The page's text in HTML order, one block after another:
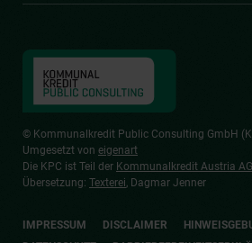
© Kommunalkredit Public Consulting GmbH
Umgesetzt von eigenart
Die KPC ist Teil der Kommunalkredit Austria
Übersetzung: Texterei, Dagmar Jenner
IMPRESSUM DISCLAIMER